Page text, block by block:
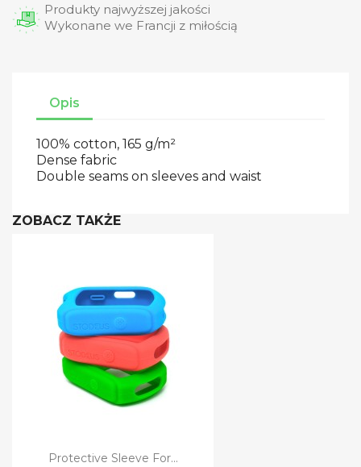
Produkty najwyższej jakości
Wykonane we Francji z miłością
Opis
100% cotton, 165 g/m²
Dense fabric
Double seams on sleeves and waist
ZOBACZ TAKŻE
Protective Sleeve For...